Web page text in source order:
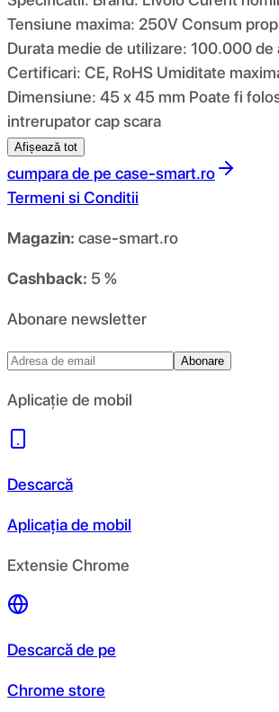
Tensiune maxima: 250V Consum
Durata medie de utilizare: 100.000 de
Certificari: CE, RoHS Umiditate
Dimensiune: 45 x 45 mm Poate fi
intrerupator cap scara
Afișează tot
cumpara de pe case-smart.ro
Termeni si Conditii
Magazin: case-smart.ro
Cashback: 5 %
Abonare newsletter
Abonare
Aplicație de mobil
Descarcă
Aplicația de mobil
Extensie Chrome
Descarcă de pe
Chrome store